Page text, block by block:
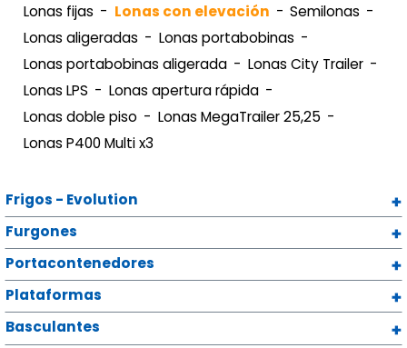
Lonas fijas Lonas con elevación
Semilonas
Lonas aligeradas
Lonas portabobinas
Lonas portabobinas aligerada
Lonas City Trailer
Lonas LPS
Lonas apertura rápida
Lonas doble piso
Lonas MegaTrailer 25,25
Lonas P400 Multi x3
Frigos - Evolution
Furgones
Portacontenedores
Plataformas
Basculantes